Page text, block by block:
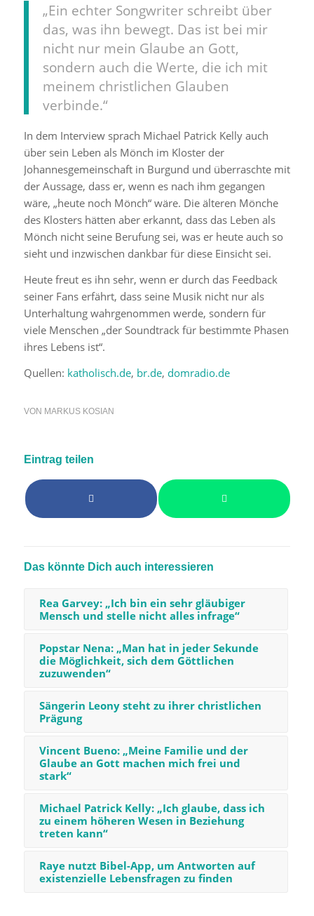
„Ein echter Songwriter schreibt über
das, was ihn bewegt. Das ist bei mir
nicht nur mein Glaube an Gott,
sondern auch die Werte, die ich mit
meinem christlichen Glauben
verbinde.“
In dem Interview sprach Michael Patrick Kelly auch
über sein Leben als Mönch im Kloster der
Johannesgemeinschaft in Burgund und überraschte mit
der Aussage, dass er, wenn es nach ihm gegangen
wäre, „heute noch Mönch“ wäre. Die älteren Mönche
des Klosters hätten aber erkannt, dass das Leben als
Mönch nicht seine Berufung sei, was er heute auch so
sieht und inzwischen dankbar für diese Einsicht sei.
Heute freut es ihn sehr, wenn er durch das Feedback
seiner Fans erfährt, dass seine Musik nicht nur als
Unterhaltung wahrgenommen werde, sondern für
viele Menschen „der Soundtrack für bestimmte Phasen
ihres Lebens ist“.
Quellen: katholisch.de, br.de, domradio.de
VON MARKUS KOSIAN
Eintrag teilen
Das könnte Dich auch interessieren
Rea Garvey: „Ich bin ein sehr gläubiger
Mensch und stelle nicht alles infrage“
Popstar Nena: „Man hat in jeder Sekunde
die Möglichkeit, sich dem Göttlichen
zuzuwenden“
Sängerin Leony steht zu ihrer christlichen
Prägung
Vincent Bueno: „Meine Familie und der
Glaube an Gott machen mich frei und
stark“
Michael Patrick Kelly: „Ich glaube, dass ich
zu einem höheren Wesen in Beziehung
treten kann“
Raye nutzt Bibel-App, um Antworten auf
existenzielle Lebensfragen zu finden